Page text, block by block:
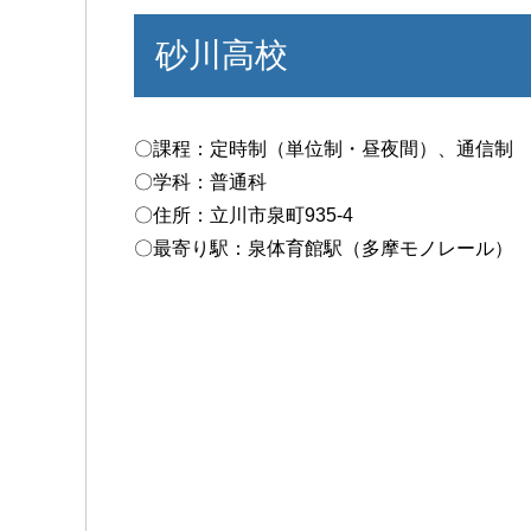
砂川高校
〇課程：定時制（単位制・昼夜間）、通信制
〇学科：普通科
〇住所：立川市泉町935-4
〇最寄り駅：泉体育館駅（多摩モノレール）